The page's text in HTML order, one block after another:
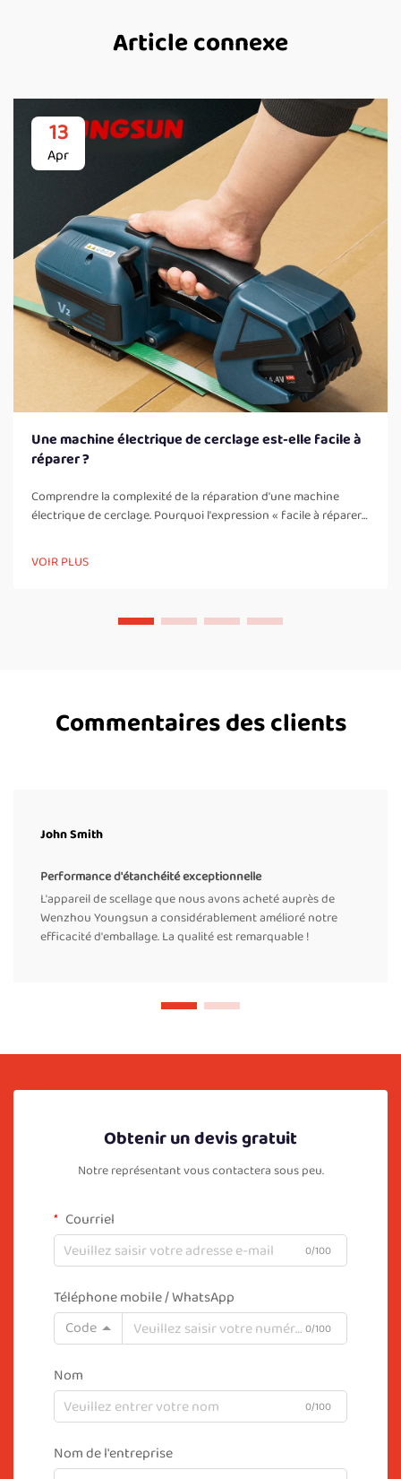
Article connexe
13
Apr
Une machine électrique de cerclage est-elle facile à
réparer ?
Comprendre la complexité de la réparation d'une machine
électrique de cerclage. Pourquoi l'expression « facile à réparer
machines électriques de cerclage combinent des commandes
électriques et des pièces mécaniques puissantes, ce qui crée
VOIR PLUS
Commentaires des clients
John Smith
Performance d'étanchéité exceptionnelle
L'appareil de scellage que nous avons acheté auprès de
Wenzhou Youngsun a considérablement amélioré notre
efficacité d'emballage. La qualité est remarquable !
Obtenir un devis gratuit
Notre représentant vous contactera sous peu.
Courriel
0/100
Téléphone mobile / WhatsApp
Code
0/100
Nom
0/100
Nom de l'entreprise